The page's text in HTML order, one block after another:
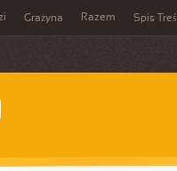
Grażyna Razem Spis